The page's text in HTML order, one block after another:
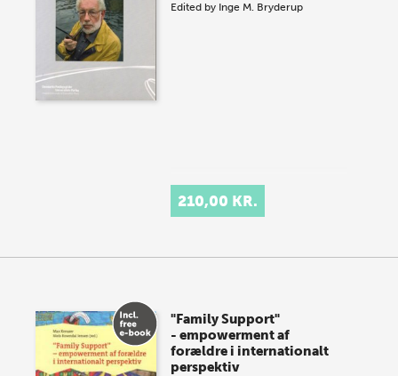
Edited by Inge M. Bryderup
210,00 KR.
"Family Support"
- empowerment af
forældre i internationalt
perspektiv